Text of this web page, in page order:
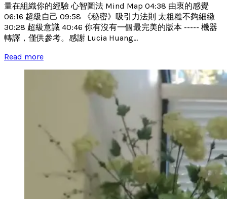
量在組織你的經驗 心智圖法 Mind Map 04:38 由衷的感覺
06:16 超級自己 09:58 《秘密》吸引力法則 太粗糙不夠細緻
30:28 超級意識 40:46 你有沒有一個最完美的版本 ----- 機器
轉譯，僅供參考。感謝 Lucia Huang...
Read more